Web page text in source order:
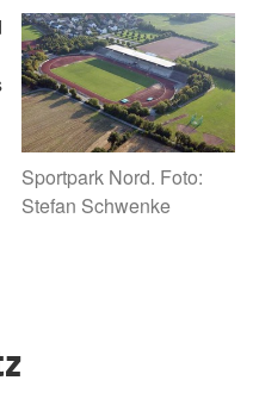
Sportpark Nord. Foto:
Stefan Schwenke